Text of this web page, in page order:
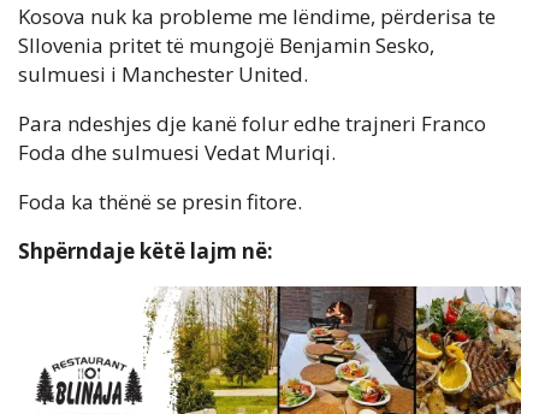
Kosova nuk ka probleme me lëndime, përderisa te
Sllovenia pritet të mungojë Benjamin Sesko,
sulmuesi i Manchester United.
Para ndeshjes dje kanë folur edhe trajneri Franco
Foda dhe sulmuesi Vedat Muriqi.
Foda ka thënë se presin fitore.
Shpërndaje këtë lajm në: